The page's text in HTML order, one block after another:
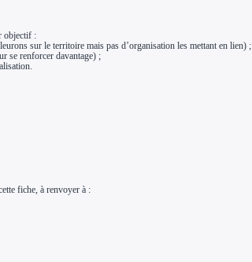
objectif :
sur le territoire mais pas d’organisation les mettant en lien) ;
se renforcer davantage) ;
fiche, à renvoyer à :